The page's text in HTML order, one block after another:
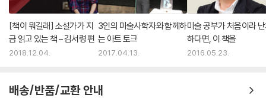
[책이 뭐길래] 소설가가 지
금 읽고 있는 책 – 김서령 편
2018.12.04.
3인의 미술사학자와 함께하
는 아트 토크
2017.04.13.
미술 공부가 처음이라
하다면, 이 책을
2016.05.23.
배송/반품/교환 안내